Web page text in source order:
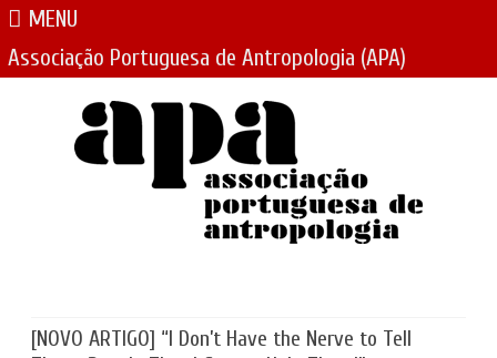
MENU
Associação Portuguesa de Antropologia (APA)
[NOVO ARTIGO] “I Don’t Have the Nerve to Tell